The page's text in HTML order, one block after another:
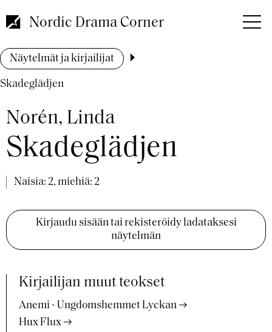
pääsisältöön
Nordic Drama Corner
Murupolku
Näytelmät ja kirjailijat
Skadeglädjen
Norén, Linda
Skadeglädjen
Naisia: 2, miehiä: 2
Kirjaudu sisään tai rekisteröidy ladataksesi
näytelmän
Kirjailijan muut teokset
Anemi - Ungdomshemmet Lyckan
Hux Flux